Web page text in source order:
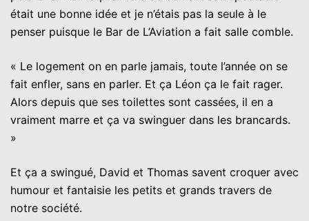
était une bonne idée et je n’étais pas la seule à le
penser puisque le Bar de L’Aviation a fait salle comble.
« Le logement on en parle jamais, toute l’année on se
fait enfler, sans en parler. Et ça Léon ça le fait rager.
Alors depuis que ses toilettes sont cassées, il en a
vraiment marre et ça va swinguer dans les brancards.
»
Et ça a swingué, David et Thomas savent croquer avec
humour et fantaisie les petits et grands travers de
notre société.